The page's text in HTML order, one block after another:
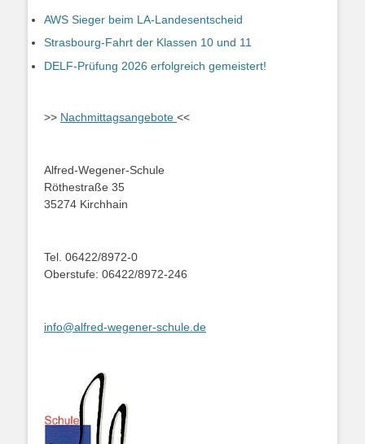
AWS Sieger beim LA-Landesentscheid
Strasbourg-Fahrt der Klassen 10 und 11
DELF-Prüfung 2026 erfolgreich gemeistert!
>> Nachmittagsangebote <<
Alfred-Wegener-Schule
Röthestraße 35
35274 Kirchhain
Tel. 06422/8972-0
Oberstufe: 06422/8972-246
info@alfred-wegener-schule.de